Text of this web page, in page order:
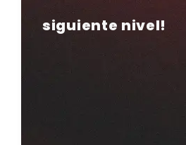
siguiente nivel!